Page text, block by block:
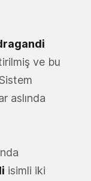
ve bu
aslında
isimli iki